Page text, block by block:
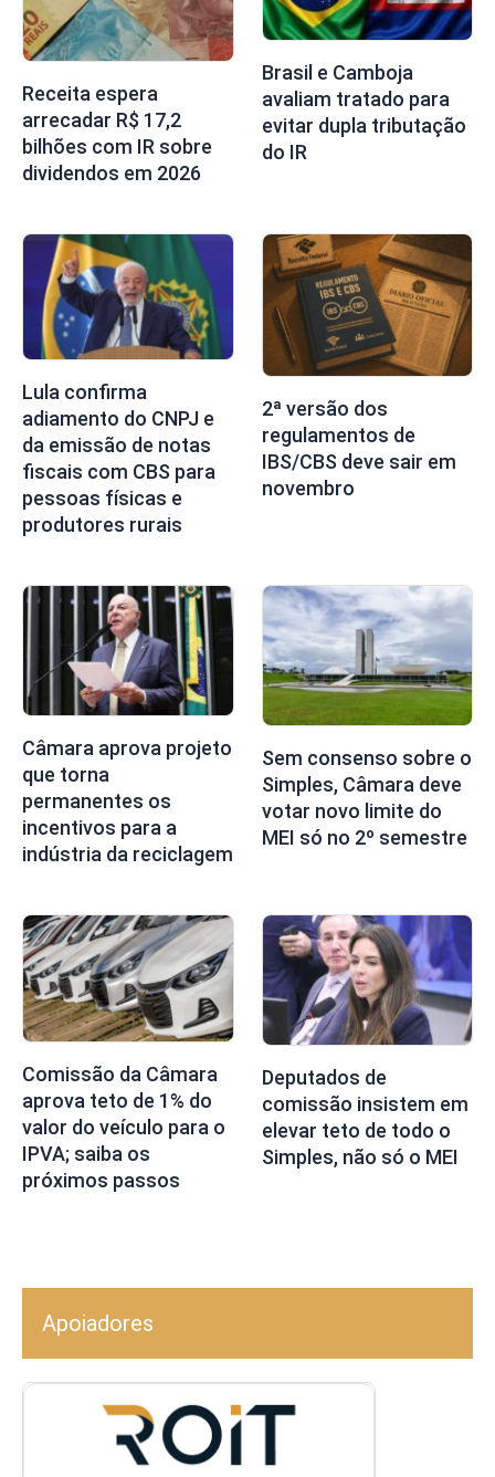
Receita espera
arrecadar R$ 17,2
bilhões com IR sobre
dividendos em 2026
Brasil e Camboja
avaliam tratado para
evitar dupla tributação
do IR
Lula confirma
adiamento do CNPJ e
da emissão de notas
fiscais com CBS para
pessoas físicas e
produtores rurais
2ª versão dos
regulamentos de
IBS/CBS deve sair em
novembro
Câmara aprova projeto
que torna
permanentes os
incentivos para a
indústria da reciclagem
Sem consenso sobre o
Simples, Câmara deve
votar novo limite do
MEI só no 2º semestre
Comissão da Câmara
aprova teto de 1% do
valor do veículo para o
IPVA; saiba os
próximos passos
Deputados de
comissão insistem em
elevar teto de todo o
Simples, não só o MEI
Apoiadores